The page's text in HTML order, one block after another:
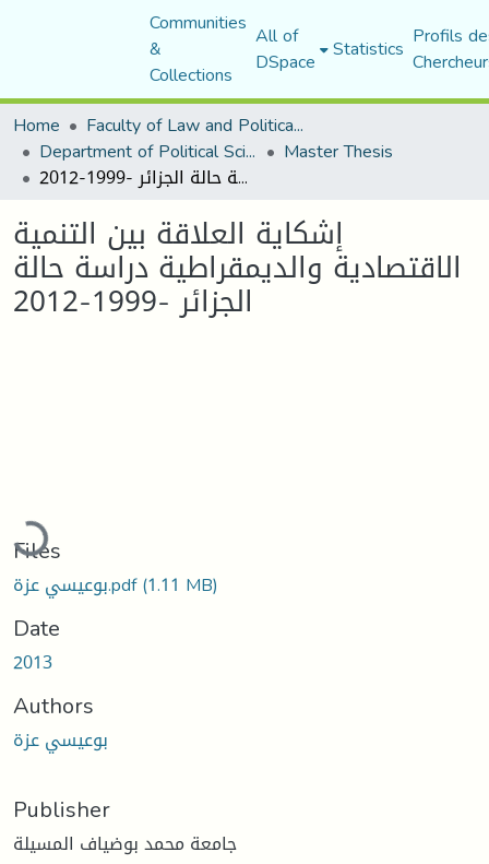
Communities
&
Collections
All of
DSpace Statistics Profils
Home
Faculty of Law and Political Science
Department of Political Sciences Master Thesis
إشكاية العلاقة بين التنمية الاقتصادية والديمقراطية دراسة حالة الجزائر -1999-2012
إشكاية العلاقة بين التنمية
الاقتصادية والديمقراطية دراسة حالة
الجزائر -1999-2012
Loading...
Files
بوعيسي عزة.pdf(1.11 MB)
Date
2013
Authors
بوعيسي عزة
Publisher
جامعة محمد بوضياف المسيلة